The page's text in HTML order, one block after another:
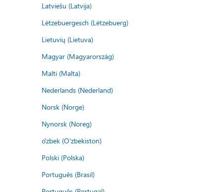
Latviešu (Latvija)
Lëtzebuergesch (Lëtzebuerg)
Lietuvių (Lietuva)
Magyar (Magyarország)
Malti (Malta)
Nederlands (Nederland)
Norsk (Norge)
Nynorsk (Noreg)
o'zbek (O'zbekiston)
Polski (Polska)
Português (Brasil)